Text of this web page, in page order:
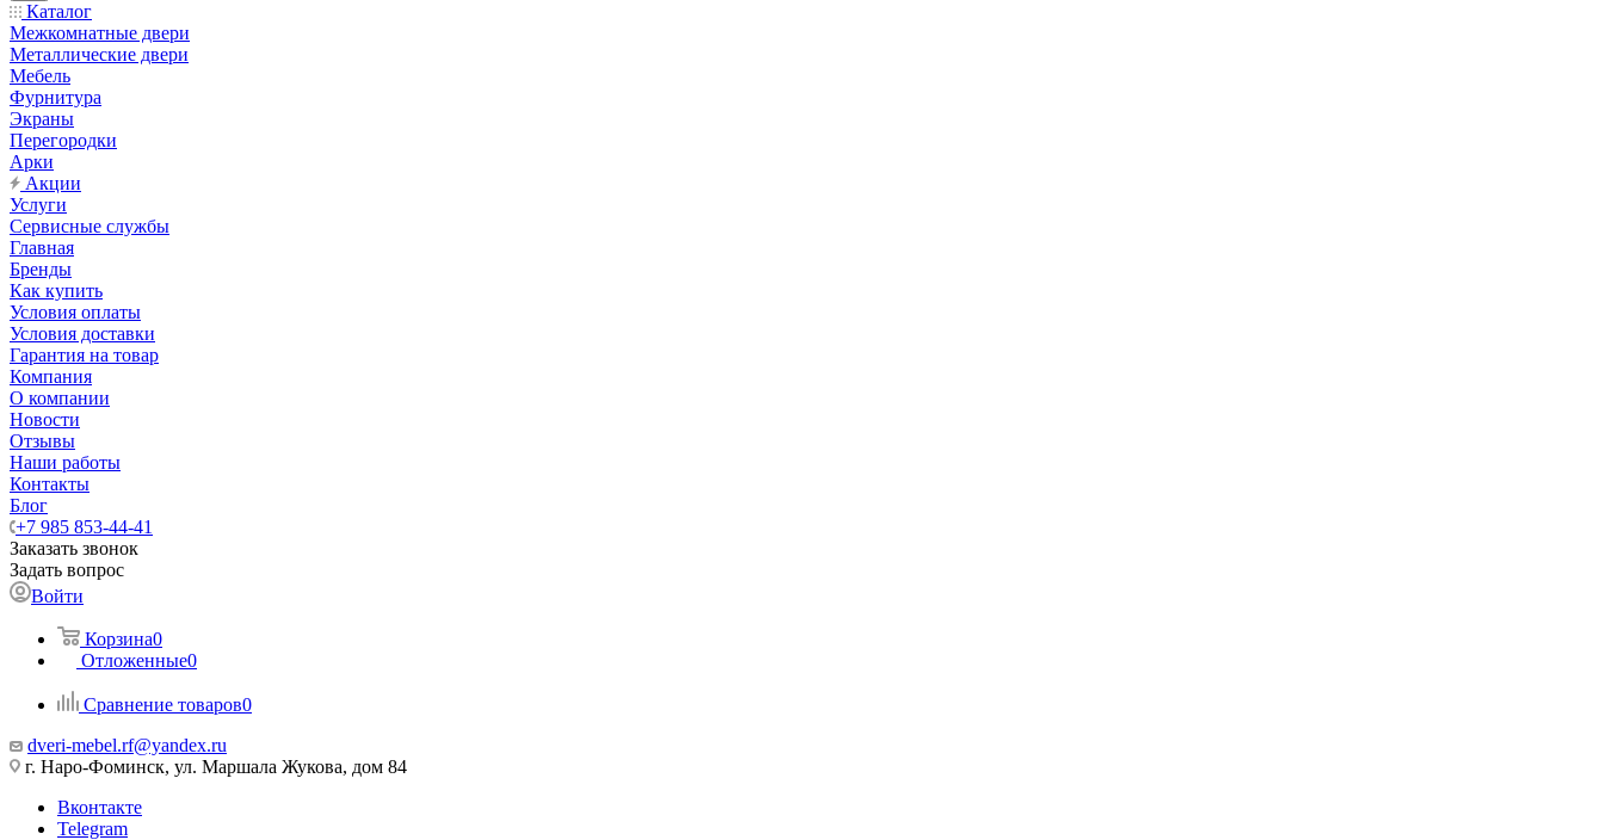
Каталог
Межкомнатные двери
Металлические двери
Мебель
Фурнитура
Экраны
Перегородки
Арки
Акции
Услуги
Сервисные службы
Главная
Бренды
Как купить
Условия оплаты
Условия доставки
Гарантия на товар
Компания
О компании
Новости
Отзывы
Наши работы
Контакты
Блог
+7 985 853-44-41
Заказать звонок
Задать вопрос
Войти
Корзина0
Отложенные0
Сравнение товаров0
dveri-mebel.rf@yandex.ru
г. Наро-Фоминск, ул. Маршала Жукова, дом 84
Вконтакте
Telegram